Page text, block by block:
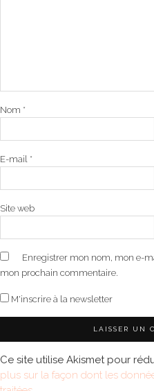
Nom *
E-mail *
Site web
Enregistrer mon nom, mon e-
mon prochain commentaire.
M'inscrire à la newsletter
Ce site utilise Akismet pour
plus sur la façon dont les